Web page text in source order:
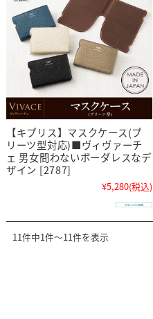
【キプリス】マスクケース(プ
リーツ型対応)■ヴィヴァーチ
ェ 男女問わないボーダレスなデ
ザイン [2787]
¥5,280(税込)
11件中1件～11件を表示